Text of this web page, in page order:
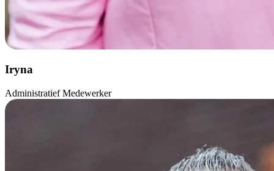
Iryna
Administratief Medewerker